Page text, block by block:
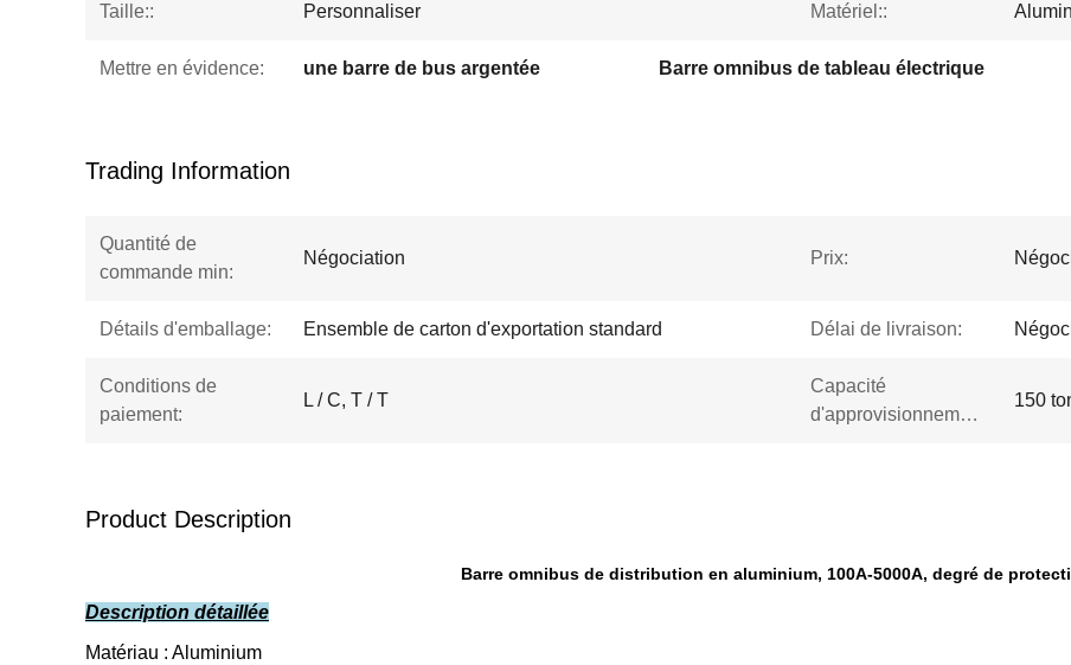
Taille:: Personnaliser Matériel::
Mettre en évidence: une barre de bus argentée Barre omnibus de tableau électrique
Trading Information
Quantité de
commande min:
Négociation Prix:
Détails d'emballage: Ensemble de carton d'exportation standard Délai de livraison:
Conditions de
paiement:
L / C, T / T
Capacité
d'approvisionnement:
150
Product Description
Barre omnibus de distribution en aluminium, 100A-5000A, degré de
Description détaillée
Matériau : Aluminium